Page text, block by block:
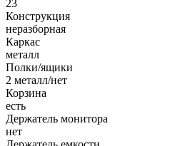
23
Конструкция
неразборная
Каркас
металл
Полки/ящики
2 металл/нет
Корзина
есть
Держатель монитора
нет